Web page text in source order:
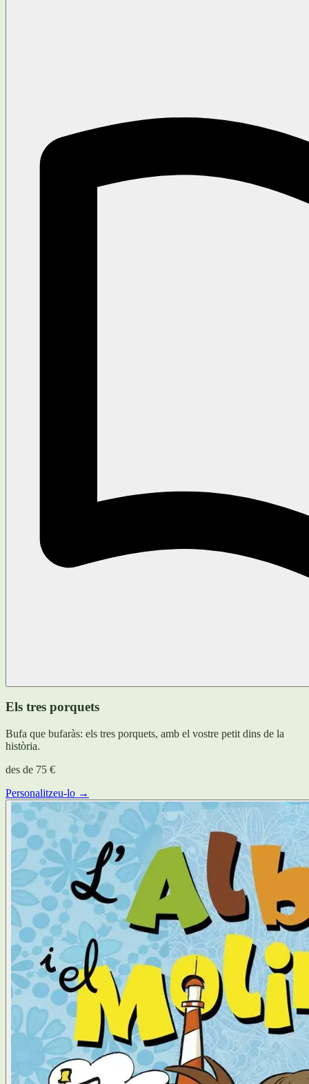
Els tres porquets
Bufa que bufaràs: els tres porquets, amb el vostre petit dins de la
història.
des de 75 €
Personalitzeu-lo →